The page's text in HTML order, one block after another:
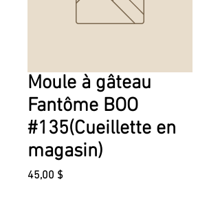
Moule à gâteau
Fantôme BOO
#135(Cueillette en
magasin)
45,00 $Prix